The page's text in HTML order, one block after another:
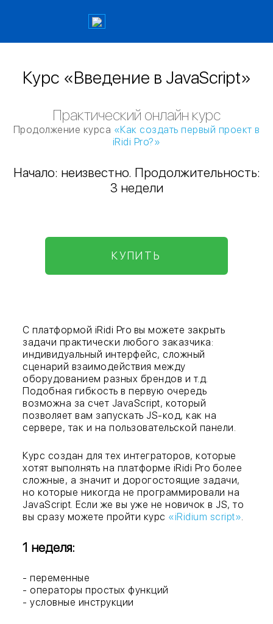
Курс «Введение в JavaScript»
Практический онлайн курс
Продолжение курса «Как создать первый проект в
iRidi Pro?»
Начало: неизвестно. Продолжительность:
3 недели
КУПИТЬ
С платформой iRidi Pro вы можете закрыть
задачи практически любого заказчика:
индивидуальный интерфейс, сложный
сценарий взаимодействия между
оборудованием разных брендов и т.д.
Подобная гибкость в первую очередь
возможна за счет JavaScript, который
позволяет вам запускать JS-код, как на
сервере, так и на пользовательской панели.
Курс создан для тех интеграторов, которые
хотят выполнять на платформе iRidi Pro более
сложные, а значит и дорогостоящие задачи,
но которые никогда не программировали на
JavaScript. Если же вы уже не новичок в JS, то
вы сразу можете пройти курс «iRidium script».
1 неделя:
- переменные
- операторы простых функций
- условные инструкции